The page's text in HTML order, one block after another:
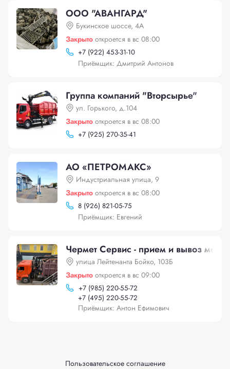
ООО "АВАНГАРД"
Букинское шоссе, 4А
Закрыто откроется в вс 08:00
+7 (922) 453-31-10
Приёмщик: Дмитрий Антонов
Группа компаний "Вторсырье"
ул. Горького, д.104
Закрыто откроется в вс 08:00
+7 (925) 270-35-41
АО «ПЕТРОМАКС»
Индустриальная улица, 9
Закрыто откроется в вс 08:00
8 (926) 821-05-75
Приёмщик: Евгений
Чермет Сервис - прием и вывоз
улица Лейтенанта Бойко, 103Б
Закрыто откроется в вс 09:00
+7 (985) 220-55-72
+7 (495) 220-55-72
Приёмщик: Антон Ефимович
Пользовательское соглашение